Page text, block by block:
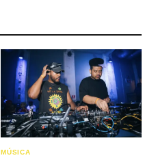
MÚSICA